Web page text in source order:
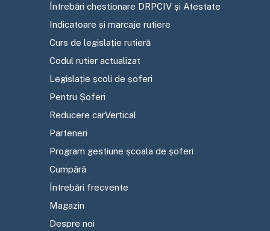
Întrebări chestionare DRPCIV și Atestate
Indicatoare și marcaje rutiere
Curs de legislație rutieră
Codul rutier actualizat
Legislație școli de șoferi
Pentru Șoferi
Reducere carVertical
Parteneri
Program gestiune școala de șoferi
Cumpără
Întrebări frecvente
Magazin
Despre noi